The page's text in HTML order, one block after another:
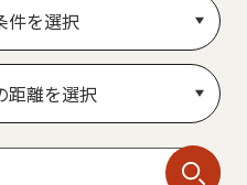
件を選択
距離を選択